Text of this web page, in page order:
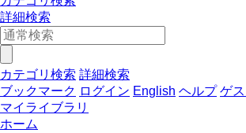
詳細検索
カテゴリ検索 詳細検索
ブックマーク ログイン English ヘルプ ゲ
マイライブラリ
ホーム